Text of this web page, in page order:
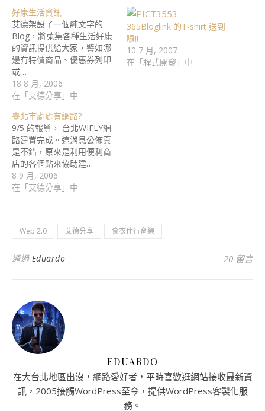
好康生活資訊
艾德架設了一個純文字的
Blog，將蒐集各種生活好康
的資訊提供給大家，譬如哪
邊有特價商品、優惠券列印
或…
18 8 月, 2006
在「艾德分享」中
365Bloglink 的T-shirt 送到
囉!!
10 7 月, 2007
在「程式開發」中
臺北市處處有網路?
9/5 的報導， 台北WIFLY網
路建置完成。這消息公佈真
是不錯，原來是利用便利商
店的各個點來協助建…
8 9 月, 2006
在「艾德分享」中
Web 2.0 艾德分享 食衣住行育樂
通過 Eduardo 20 留言
EDUARDO
在大台北地區出沒，網路愛好者，平時喜歡逛網站接收最新資
訊，2005接觸WordPress至今，提供WordPress客製化服
務。